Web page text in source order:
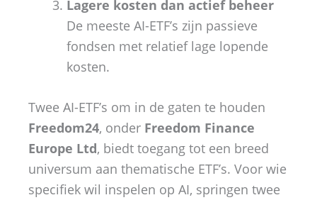
Lagere kosten dan actief beheer
De meeste AI-ETF’s zijn passieve
fondsen met relatief lage lopende
kosten.
Twee AI-ETF’s om in de gaten te houden
Freedom24, onder Freedom Finance
Europe Ltd, biedt toegang tot een breed
universum aan thematische ETF’s. Voor wie
specifiek wil inspelen op AI, springen twee